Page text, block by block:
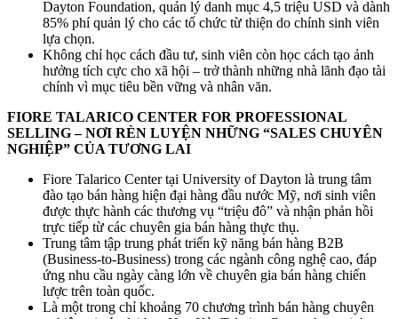
Dayton Foundation, quản lý danh mục 4,5 triệu USD và dành
85% phí quản lý cho các tổ chức từ thiện do chính sinh viên
lựa chọn.
Không chỉ học cách đầu tư, sinh viên còn học cách tạo ảnh
hưởng tích cực cho xã hội – trở thành những nhà lãnh đạo tài
chính vì mục tiêu bền vững và nhân văn.
FIORE TALARICO CENTER FOR PROFESSIONAL
SELLING – NƠI RÈN LUYỆN NHỮNG “SALES CHUYÊN
NGHIỆP” CỦA TƯƠNG LAI
Fiore Talarico Center tại University of Dayton là trung tâm
đào tạo bán hàng hiện đại hàng đầu nước Mỹ, nơi sinh viên
được thực hành các thương vụ “triệu đô” và nhận phản hồi
trực tiếp từ các chuyên gia bán hàng thực thụ.
Trung tâm tập trung phát triển kỹ năng bán hàng B2B
(Business-to-Business) trong các ngành công nghệ cao, đáp
ứng nhu cầu ngày càng lớn về chuyên gia bán hàng chiến
lược trên toàn quốc.
Là một trong chỉ khoảng 70 chương trình bán hàng chuyên